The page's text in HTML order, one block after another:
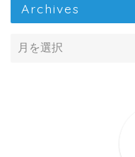
Archives